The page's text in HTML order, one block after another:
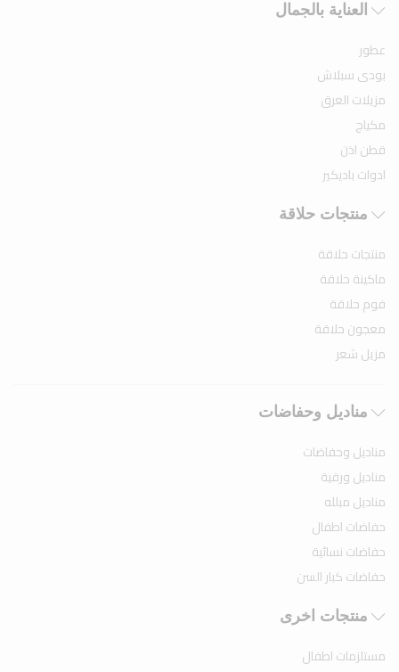
العناية بالجمال
عطور
بودى سبلاش
مزيلات العرق
مكياج
قطن اذن
ادوات باديكير
منتجات حلاقة
منتجات حلاقة
ماكينة حلاقة
فوم حلاقة
معجون حلاقة
مزيل شعر
مناديل وحفاضات
مناديل وحفاضات
مناديل ورقية
مناديل مبلله
حفاضات اطفال
حفاضات نسائية
حفاضات كبار السن
منتجات اخرى
مستلزمات اطفال